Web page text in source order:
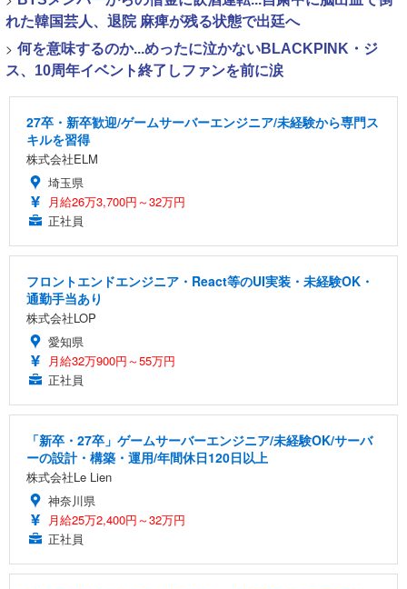
れた韓国芸人、退院 麻痺が残る状態で出廷へ
> 何を意味するのか...めったに泣かないBLACKPINK・ジ
ス、10周年イベント終了しファンを前に涙
27卒・新卒歓迎/ゲームサーバーエンジニア/未経験から専門ス
キルを習得
株式会社ELM
埼玉県
月給26万3,700円～32万円
正社員
フロントエンドエンジニア・React等のUI実装・未経験OK・
通勤手当あり
株式会社LOP
愛知県
月給32万900円～55万円
正社員
「新卒・27卒」ゲームサーバーエンジニア/未経験OK/サーバ
ーの設計・構築・運用/年間休日120日以上
株式会社Le Lien
神奈川県
月給25万2,400円～32万円
正社員